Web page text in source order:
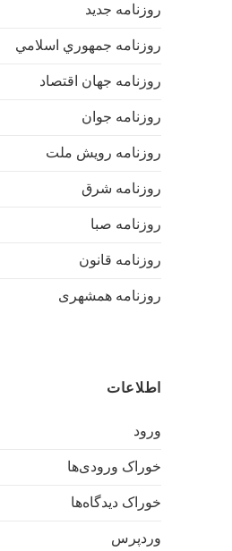
روزنامه جدید
روزنامه جمهوري اسلامي
روزنامه جهان اقتصاد
روزنامه جوان
روزنامه رویش ملت
روزنامه شرق
روزنامه صبا
روزنامه قانون
روزنامه همشهری
اطلاعات
ورود
خوراک ورودی‌ها
خوراک دیدگاه‌ها
وردپرس